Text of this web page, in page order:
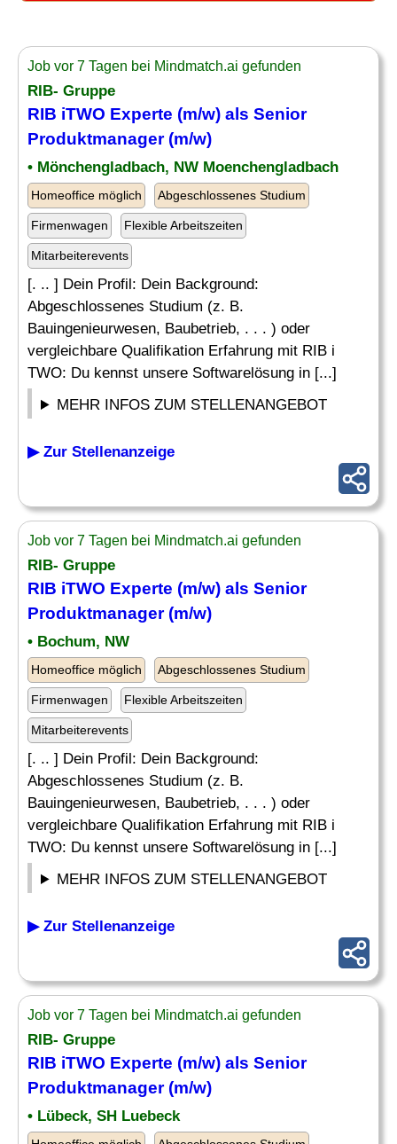
Job vor 7 Tagen bei Mindmatch.ai gefunden
RIB- Gruppe
RIB iTWO Experte (m/w) als Senior
Produktmanager (m/w)
• Mönchengladbach, NW Moenchengladbach
Homeoffice möglich Abgeschlossenes Studium
Firmenwagen Flexible Arbeitszeiten
Mitarbeiterevents
[. .. ] Dein Profil: Dein Background:
Abgeschlossenes Studium (z. B.
Bauingenieurwesen, Baubetrieb, . . . ) oder
vergleichbare Qualifikation Erfahrung mit RIB i
TWO: Du kennst unsere Softwarelösung in [...]
MEHR INFOS ZUM STELLENANGEBOT
▶ Zur Stellenanzeige
Job vor 7 Tagen bei Mindmatch.ai gefunden
RIB- Gruppe
RIB iTWO Experte (m/w) als Senior
Produktmanager (m/w)
• Bochum, NW
Homeoffice möglich Abgeschlossenes Studium
Firmenwagen Flexible Arbeitszeiten
Mitarbeiterevents
[. .. ] Dein Profil: Dein Background:
Abgeschlossenes Studium (z. B.
Bauingenieurwesen, Baubetrieb, . . . ) oder
vergleichbare Qualifikation Erfahrung mit RIB i
TWO: Du kennst unsere Softwarelösung in [...]
MEHR INFOS ZUM STELLENANGEBOT
▶ Zur Stellenanzeige
Job vor 7 Tagen bei Mindmatch.ai gefunden
RIB- Gruppe
RIB iTWO Experte (m/w) als Senior
Produktmanager (m/w)
• Lübeck, SH Luebeck